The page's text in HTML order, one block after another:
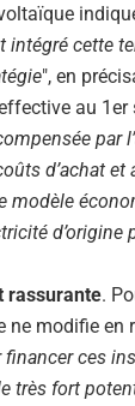
intégré cette
", en
au 1er
par
d’achat et
modèle
rassurante.
ne modifie en
ces
très fort